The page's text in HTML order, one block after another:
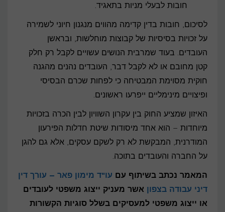
חובות לבעלי מניות בתאגיד.
לסיכום, חובות בדין קדימה מהווים מנגנון חיוני לשמירה
על זכויות בסיסיות של קבוצות מוחלשות, ובראשן
העובדים. בעוד שמרבית הנושים עשויים לקבל רק חלק
קטן מחובם או לא לקבל דבר, העובדים נהנים מהגנה
חוקית מסוימת המבטיחה כי לפחות שכרם הבסיסי
ופיצויים מינימליים ייפרעו ראשונים.
האיזון שמציע החוק בין עקרון השוויון לבין הכרה בזכויות
מיוחדות – הוא אחד מיסודות שיטת חדלות הפירעון
המודרנית, המבקשת לא רק לשקם עסקים, אלא גם להגן
על החברה והעובדים בתוכה.
המאמר נכתב בשיתוף עם עו"ד מימון פאר – עורך דין
דיני עבודה בצפון אשר מעניק ייצוג משפטי לעובדים
או ייצוג משפטי למעסיקים בשלל סוגיות הקשורות